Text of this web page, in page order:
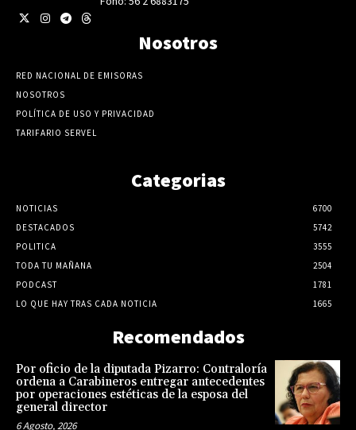
Nosotros
RED NACIONAL DE EMISORAS
NOSOTROS
POLÍTICA DE USO Y PRIVACIDAD
TARIFARIO SERVEL
Categorias
NOTICIAS
6700
DESTACADOS
5742
POLITICA
3555
TODA TU MAÑANA
2504
PODCAST
1781
LO QUE HAY TRAS CADA NOTICIA
1665
Recomendados
Por oficio de la diputada Pizarro: Contraloría
ordena a Carabineros entregar antecedentes
por operaciones estéticas de la esposa del
general director
6 Agosto, 2026